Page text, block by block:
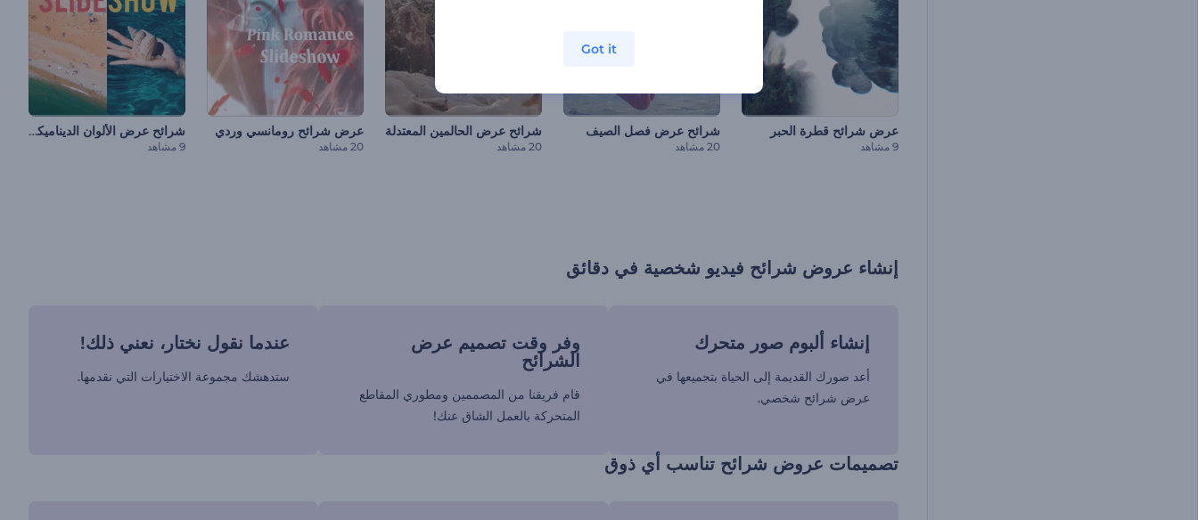
عرض شرائح قطرة الحبر
9 مشاهد
شرائح عرض فصل الصيف
20 مشاهد
شرائح عرض الحالمين المعتدلة
20 مشاهد
عرض شرائح رومانسي وردي
20 مشاهد
شرائح عرض الألوان الديناميكية
9 مشاهد
إنشاء عروض شرائح فيديو شخصية في دقائق
إنشاء ألبوم صور متحرك
أعد صورك القديمة إلى الحياة بتجميعها في
عرض شرائح شخصي.
وفر وقت تصميم عرض
الشرائح
قام فريقنا من المصممين ومطوري المقاطع
المتحركة بالعمل الشاق عنك!
عندما نقول نختار، نعني ذلك!
ستدهشك مجموعة الاختيارات التي نقدمها.
تصميمات عروض شرائح تناسب أي ذوق
Got it